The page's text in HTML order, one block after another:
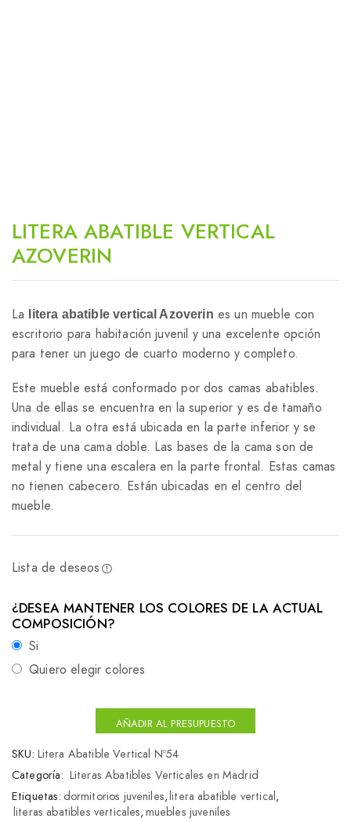
LITERA ABATIBLE VERTICAL
AZOVERIN
La litera abatible vertical Azoverin es un mueble con
escritorio para habitación juvenil y una excelente opción
para tener un juego de cuarto moderno y completo.
Este mueble está conformado por dos camas abatibles.
Una de ellas se encuentra en la superior y es de tamaño
individual. La otra está ubicada en la parte inferior y se
trata de una cama doble. Las bases de la cama son de
metal y tiene una escalera en la parte frontal. Estas camas
no tienen cabecero. Están ubicadas en el centro del
mueble.
Lista de deseos
¿DESEA MANTENER LOS COLORES DE LA ACTUAL
COMPOSICIÓN?
Si
Quiero elegir colores
AÑADIR AL PRESUPUESTO
SKU: Litera Abatible Vertical Nº54
Categoría: Literas Abatibles Verticales en Madrid
Etiquetas: dormitorios juveniles,litera abatible vertical,
literas abatibles verticales, muebles juveniles